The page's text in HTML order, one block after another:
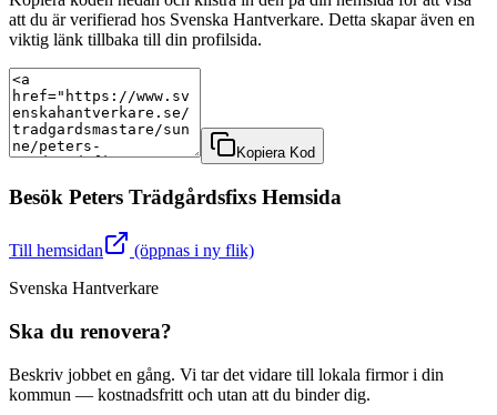
att du är verifierad hos Svenska Hantverkare. Detta skapar även en
viktig länk tillbaka till din profilsida.
Kopiera Kod
Besök Peters Trädgårdsfixs Hemsida
Till hemsidan
(öppnas i ny flik)
Svenska Hantverkare
Ska du renovera?
Beskriv jobbet en gång. Vi tar det vidare till lokala firmor i din
kommun — kostnadsfritt och utan att du binder dig.